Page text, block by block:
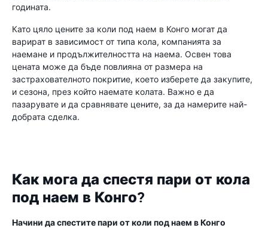
годината.
Като цяло цените за коли под наем в Конго могат да
варират в зависимост от типа кола, компанията за
наемане и продължителността на наема. Освен това
цената може да бъде повлияна от размера на
застрахователното покритие, което изберете да закупите,
и сезона, през който наемате колата. Важно е да
пазарувате и да сравнявате цените, за да намерите най-
добрата сделка.
Как мога да спестя пари от кола
под наем в Конго?
Начини да спестите пари от коли под наем в Конго